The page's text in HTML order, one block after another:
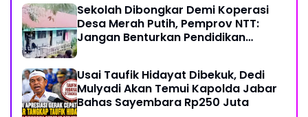
Sekolah Dibongkar Demi Koperasi
Desa Merah Putih, Pemprov NTT:
Jangan Benturkan Pendidikan
Usai Taufik Hidayat Dibekuk, Dedi
Mulyadi Akan Temui Kapolda Jabar
Bahas Sayembara Rp250 Juta